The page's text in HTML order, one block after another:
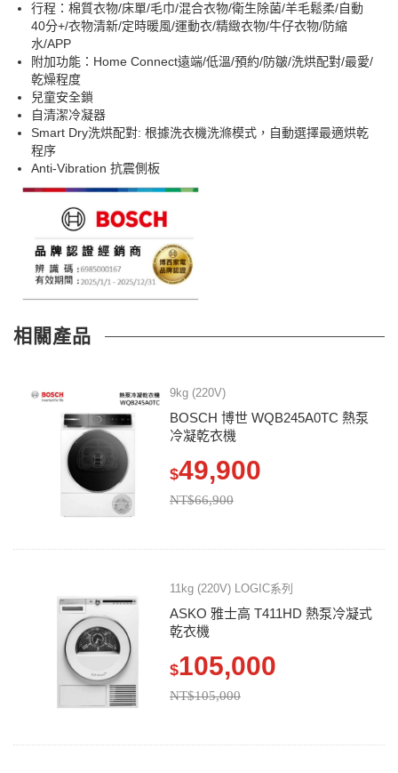
行程：棉質衣物/床單/毛巾/混合衣物/衛生除菌/羊毛鬆柔/自動
40分+/衣物清新/定時暖風/運動衣/精緻衣物/牛仔衣物/防縮
水/APP
附加功能：Home Connect遠端/低溫/預約/防皺/洗烘配對/最愛/
乾燥程度
兒童安全鎖
自清潔冷凝器
Smart Dry洗烘配對: 根據洗衣機洗滌模式，自動選擇最適烘乾
程序
Anti-Vibration 抗震側板
相關產品
9kg (220V)
BOSCH 博世 WQB245A0TC 熱泵
冷凝乾衣機
$49,900
NT$66,900
11kg (220V) LOGIC系列
ASKO 雅士高 T411HD 熱泵冷凝式
乾衣機
$105,000
NT$105,000